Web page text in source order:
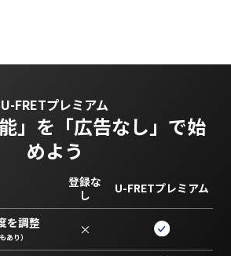
U-FRETプレミアム
」を 「広告なし」で始
めよう
登録な
し
U-FRETプレミアム
を調整
あり） ×